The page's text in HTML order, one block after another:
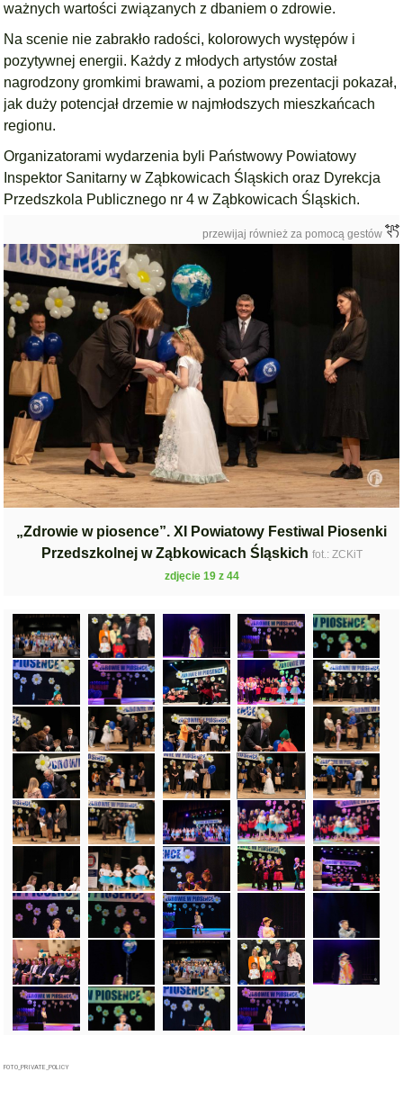
ważnych wartości związanych z dbaniem o zdrowie.
Na scenie nie zabrakło radości, kolorowych występów i
pozytywnej energii. Każdy z młodych artystów został
nagrodzony gromkimi brawami, a poziom prezentacji pokazał,
jak duży potencjał drzemie w najmłodszych mieszkańcach
regionu.
Organizatorami wydarzenia byli Państwowy Powiatowy
Inspektor Sanitarny w Ząbkowicach Śląskich oraz Dyrekcja
Przedszkola Publicznego nr 4 w Ząbkowicach Śląskich.
przewijaj również za pomocą gestów
„Zdrowie w piosence”. XI Powiatowy Festiwal Piosenki
Przedszkolnej w Ząbkowicach Śląskich fot.: ZCKiT
zdjęcie 19 z 44
FOTO_PRIVATE_POLICY